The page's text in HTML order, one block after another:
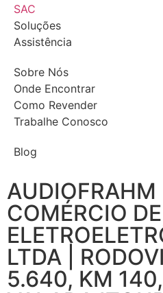
SAC
Soluções
Assistência
Sobre Nós
Onde Encontrar
Como Revender
Trabalhe Conosco
Blog
AUDIOFRAHM
COMÉRCIO DE
LTDA |
5.640, KM